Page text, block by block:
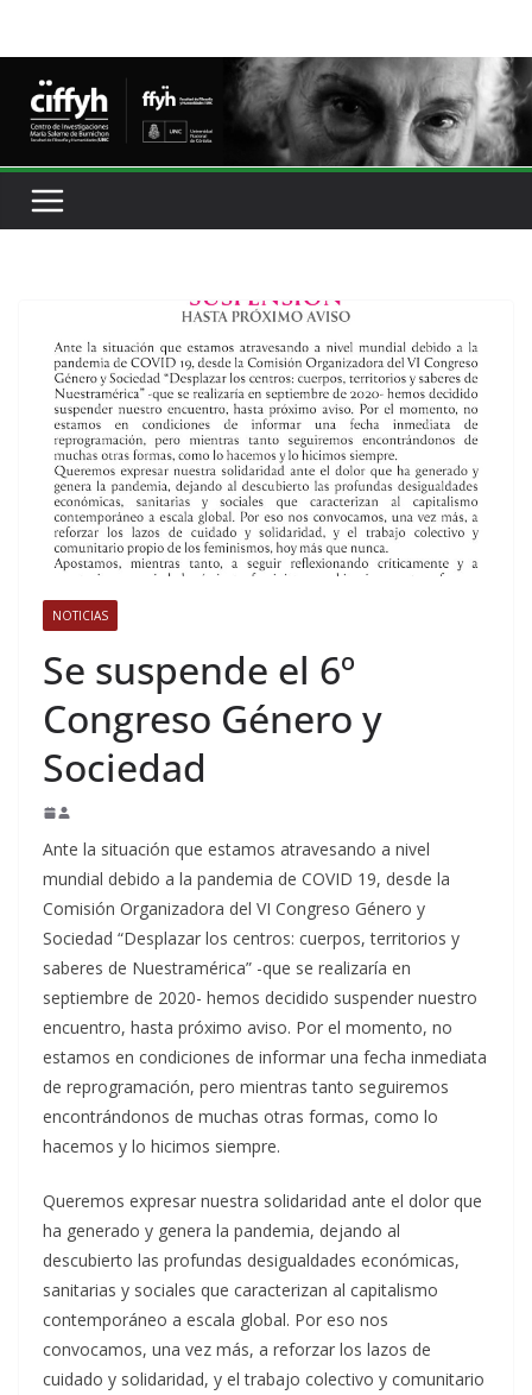
NOTICIAS
Se suspende el 6º
Congreso Género y
Sociedad
Ante la situación que estamos atravesando a nivel
mundial debido a la pandemia de COVID 19, desde la
Comisión Organizadora del VI Congreso Género y
Sociedad “Desplazar los centros: cuerpos, territorios y
saberes de Nuestramérica” -que se realizaría en
septiembre de 2020- hemos decidido suspender nuestro
encuentro, hasta próximo aviso. Por el momento, no
estamos en condiciones de informar una fecha inmediata
de reprogramación, pero mientras tanto seguiremos
encontrándonos de muchas otras formas, como lo
hacemos y lo hicimos siempre.
Queremos expresar nuestra solidaridad ante el dolor que
ha generado y genera la pandemia, dejando al
descubierto las profundas desigualdades económicas,
sanitarias y sociales que caracterizan al capitalismo
contemporáneo a escala global. Por eso nos
convocamos, una vez más, a reforzar los lazos de
cuidado y solidaridad, y el trabajo colectivo y comunitario